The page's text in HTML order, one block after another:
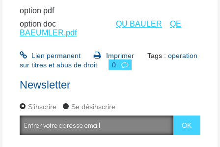
option pdf
option doc
QU BAULER
QE
BAEUMLER.pdf
Lien permanent Imprimer Tags : operation
sur titres et abus de droit
0
Newsletter
S'inscrire Se désinscrire